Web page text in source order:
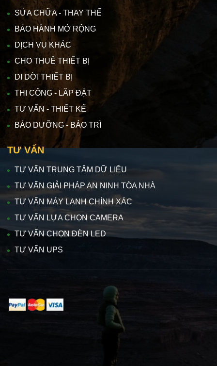
SỬA CHỮA - THAY THẾ
BẢO HÀNH MỞ RỘNG
DỊCH VỤ KHÁC
CHO THUÊ THIẾT BỊ
DI DỜI THIẾT BỊ
THI CÔNG - LẮP ĐẶT
TƯ VẤN - THIẾT KẾ
BẢO DƯỠNG - BẢO TRÌ
TƯ VẤN
TƯ VẤN TRUNG TÂM DỮ LIỆU
TƯ VẤN GIẢI PHÁP AN NINH TÒA NHÀ
TƯ VẤN MÁY LẠNH CHÍNH XÁC
TƯ VẤN LỰA CHỌN CAMERA
TƯ VẤN CHỌN ĐÈN LED
TƯ VẤN UPS